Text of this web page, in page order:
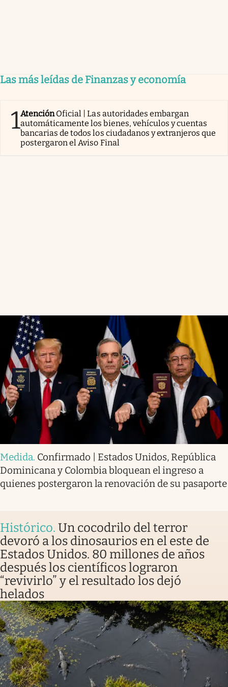
Las más leídas de Finanzas y economía
1AtenciónOficial | Las autoridades embargan
automáticamente los bienes, vehículos y cuentas
bancarias de todos los ciudadanos y extranjeros que
postergaron el Aviso Final
Medida. Confirmado | Estados Unidos, República
Dominicana y Colombia bloquean el ingreso a
quienes postergaron la renovación de su pasaporte
Histórico. Un cocodrilo del terror
devoró a los dinosaurios en el este de
Estados Unidos. 80 millones de años
después los científicos lograron
“revivirlo” y el resultado los dejó
helados